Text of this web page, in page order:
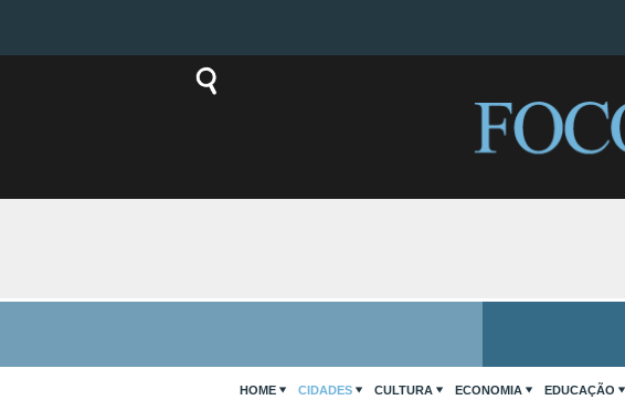
HOME CIDADES CULTURA ECONOMIA EDUCAÇÃO